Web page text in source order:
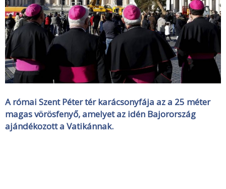
A római Szent Péter tér karácsonyfája az a 25 méter
magas vörösfenyő, amelyet az idén Bajorország
ajándékozott a Vatikánnak.